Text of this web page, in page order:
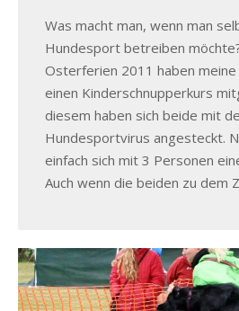
Was macht man, wenn man
Hundesport betreiben
Osterferien 2011 haben
einen Kinderschnupperkurs
diesem haben sich beide mit
Hundesportvirus angesteckt.
einfach sich mit 3 Personen
Auch wenn die beiden zu dem